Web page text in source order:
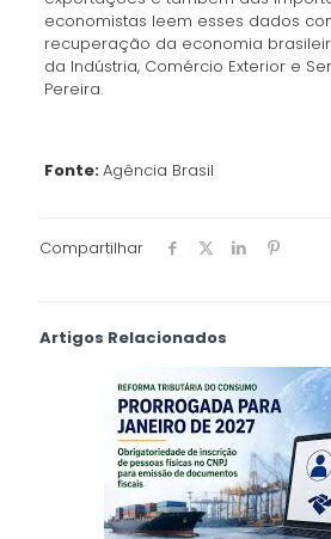
economistas leem esses dados
recuperação da economia
da Indústria, Comércio Exterior e
Pereira.
Fonte:Agência Brasil
Compartilhar
Artigos Relacionados